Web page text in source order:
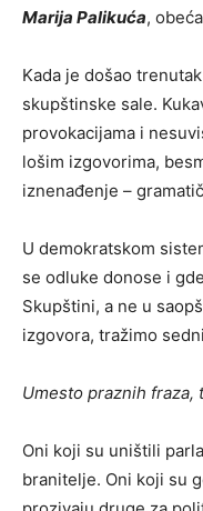
Marija Palikuća,
Kada je došao
skupštinske sale.
provokacijama i
lošim izgovorima,
iznenađenje –
U demokratskom
se odluke donose i
Skupštini, a ne u
izgovora, tražimo
Umesto praznih fraza,
Oni koji su uništili
branitelje. Oni koji su